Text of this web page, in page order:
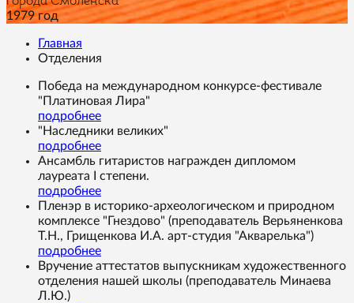
1979 год
Главная
Отделения
Победа на международном конкурсе-фестивале
"Платиновая Лира"
подробнее
"Наследники великих"
подробнее
Ансамбль гитаристов награжден дипломом
лауреата I степени .
подробнее
Пленэр в историко-археологическом и природном
комплексе "Гнездово" (преподаватель Верьяненкова
Т.Н., Грищенкова И.А. арт-студия "Акварелька")
подробнее
Вручение аттестатов выпускникам художественного
отделения нашей школы (преподаватель Минаева
Л.Ю.)